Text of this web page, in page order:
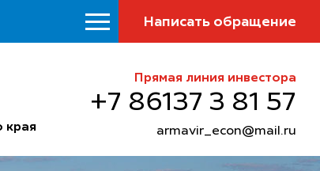
Написать обращение
края
Прямая линия инвестора
+7 86137 3 81 57
armavir_econ@mail.ru